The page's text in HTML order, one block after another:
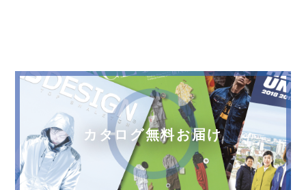
カタログ無料お届け